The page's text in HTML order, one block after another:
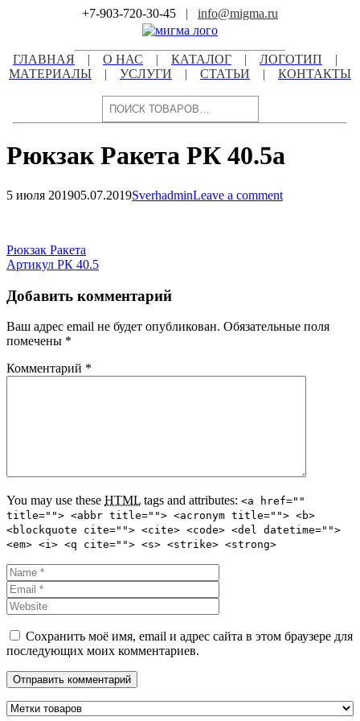
+7-903-720-30-45 | info@migma.ru
ГЛАВНАЯ | О НАС | КАТАЛОГ | ЛОГОТИП
|
МАТЕРИАЛЫ
| УСЛУГИ | СТАТЬИ | КОНТАКТЫ
Поиск
Рюкзак Ракета РК 40.5а
5 июля 201905.07.2019SverhadminLeave a comment
записям
Навигация
по
записям
Рюкзак Ракета
Артикул РК 40.5
Добавить комментарий
Ваш адрес email не будет опубликован. Обязательные поля
помечены *
Комментарий *
You may use these HTML tags and attributes: <a href=""
title=""> <abbr title=""> <acronym title=""> <b>
<blockquote cite=""> <cite> <code> <del datetime="">
<em> <i> <q cite=""> <s> <strike> <strong>
Сохранить моё имя, email и адрес сайта в этом браузере для
последующих моих комментариев.